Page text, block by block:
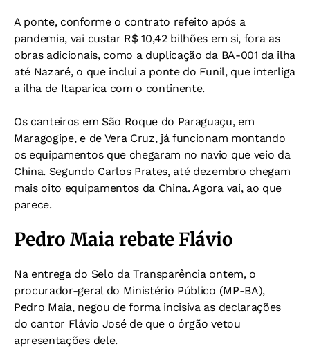
A ponte, conforme o contrato refeito após a
pandemia, vai custar R$ 10,42 bilhões em si, fora as
obras adicionais, como a duplicação da BA-001 da ilha
até Nazaré, o que inclui a ponte do Funil, que interliga
a ilha de Itaparica com o continente.
Os canteiros em São Roque do Paraguaçu, em
Maragogipe, e de Vera Cruz, já funcionam montando
os equipamentos que chegaram no navio que veio da
China. Segundo Carlos Prates, até dezembro chegam
mais oito equipamentos da China. Agora vai, ao que
parece.
Pedro Maia rebate Flávio
Na entrega do Selo da Transparência ontem, o
procurador-geral do Ministério Público (MP-BA),
Pedro Maia, negou de forma incisiva as declarações
do cantor Flávio José de que o órgão vetou
apresentações dele.